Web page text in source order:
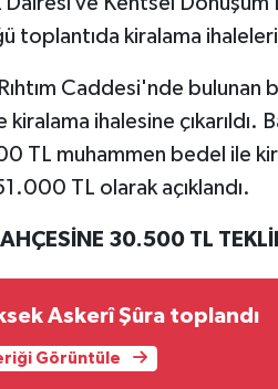
toplantıda kiralama
Caddesi'nde bulunan
kiralama ihalesine çıkarıldı.
TL muhammen bedel ile
TL olarak açıklandı.
30.500 TL
Askerî Şûra toplandı
Görüntüle